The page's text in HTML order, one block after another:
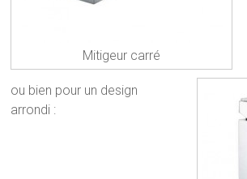
Mitigeur carré
ou bien pour un design
arrondi :